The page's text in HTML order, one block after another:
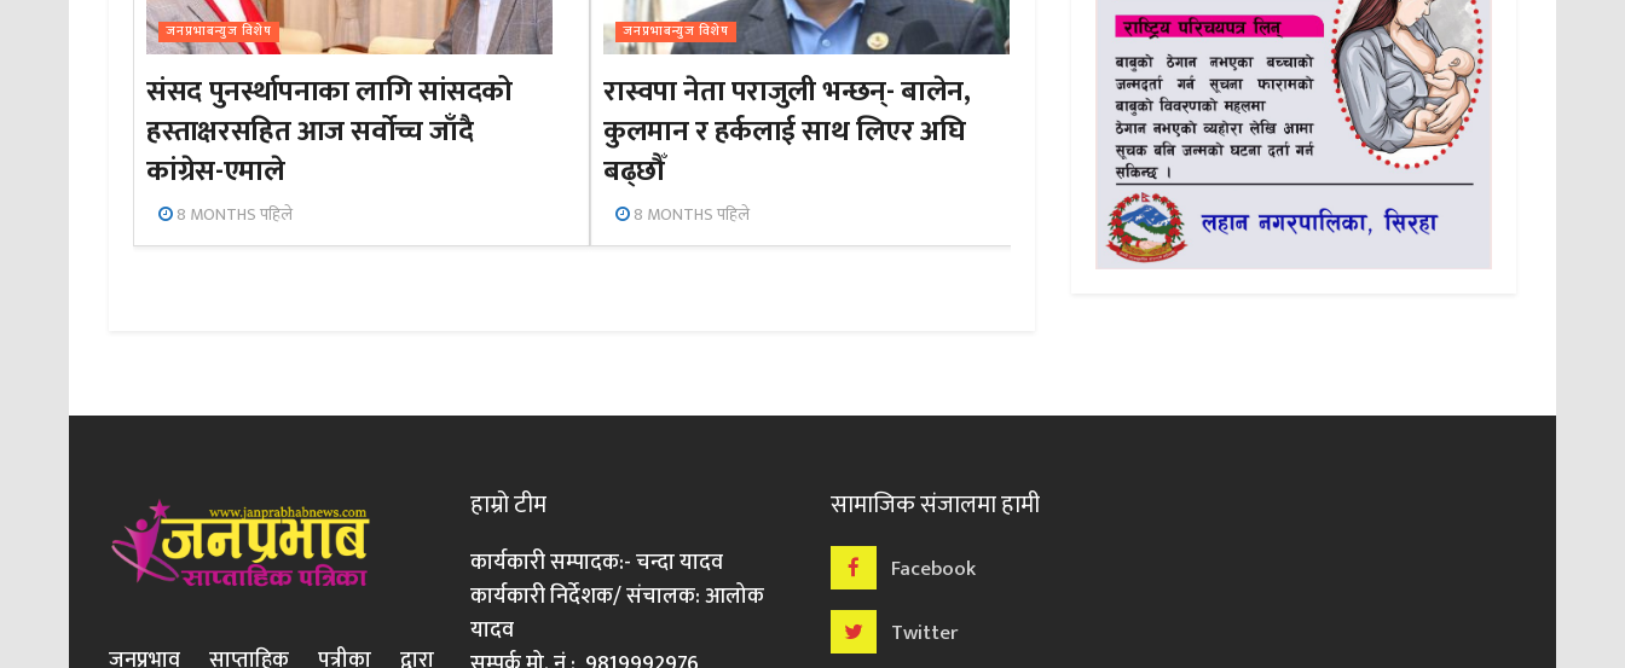
जनप्रभाबन्युज विशेष
संसद पुनर्स्थापनाका लागि सांसदको
हस्ताक्षरसहित आज सर्वोच्च जाँदै
कांग्रेस-एमाले
8 MONTHS पहिले
जनप्रभाबन्युज विशेष
रास्वपा नेता पराजुली भन्छन्- बालेन,
कुलमान र हर्कलाई साथ लिएर अघि
बढ्छौँ
8 MONTHS पहिले
हाम्रो टीम
कार्यकारी सम्पादक:- चन्दा यादव
कार्यकारी निर्देशक/ संचालक: आलोक
यादव
सामाजिक संजालमा हामी
Facebook
Twitter